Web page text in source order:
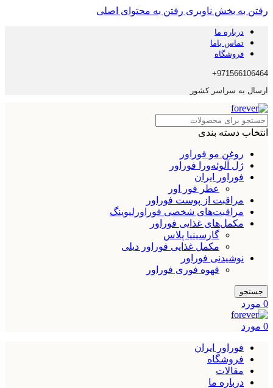
رفتن به بخش ناوبری رفتن به محتوای اصلی
درباره ما
تماس باما
فروشگاه
971566106464+
ارسال به سراسر کشور
انتخاب دسته بندی
روغن مو فوراور
ژل آلوئه‌ورا فوراور
فوراور ایران
عطر فور اور
مراقبت از پوست فوراور
مراقبت‌های شخصی فوراورلیوینگ
مکمل‌های غذایی فوراور
گارسینیا پلاس
مکمل غذایی فوراور دیلی
نوشیدنی فوراور
قهوه فوری فوراور
جستجو
0 مورد
0 مورد
فوراور ایران
فروشگاه
مقالات
درباره ما